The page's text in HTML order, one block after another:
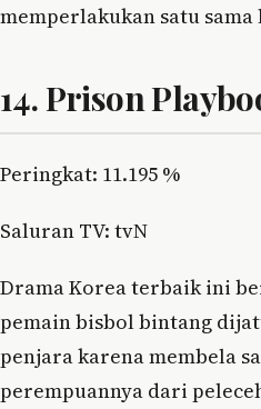
memperlakukan satu
14. Prison
Peringkat: 11.195 %
Saluran TV: tvN
Drama Korea terbaik ini
pemain bisbol bintang
penjara karena membela
perempuannya dari